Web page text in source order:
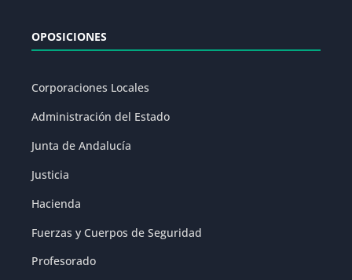
OPOSICIONES
Corporaciones Locales
Administración del Estado
Junta de Andalucía
Justicia
Hacienda
Fuerzas y Cuerpos de Seguridad
Profesorado